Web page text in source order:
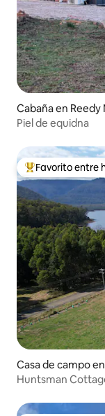
Cabaña en Reedy
Piel de equidna
Favorito entre
Favorito entre
Casa de campo
Huntsman